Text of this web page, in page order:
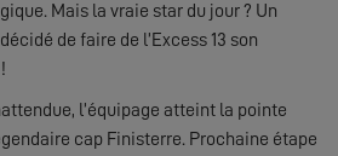
Mais la vraie star du jour ? Un
de faire de l’Excess 13 son
l’équipage atteint la pointe
cap Finisterre. Prochaine étape